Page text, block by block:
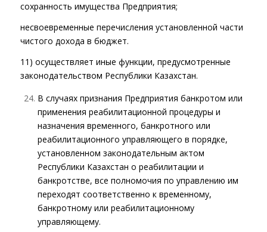
сохранность имущества Предприятия;
несвоевременные перечисления установленной части
чистого дохода в бюджет.
11) осуществляет иные функции, предусмотренные
законодательством Республики Казахстан.
В случаях признания Предприятия банкротом или
применения реабилитационной процедуры и
назначения временного, банкротного или
реабилитационного управляющего в порядке,
установленном законодательным актом
Республики Казахстан о реабилитации и
банкротстве, все полномочия по управлению им
переходят соответственно к временному,
банкротному или реабилитационному
управляющему.